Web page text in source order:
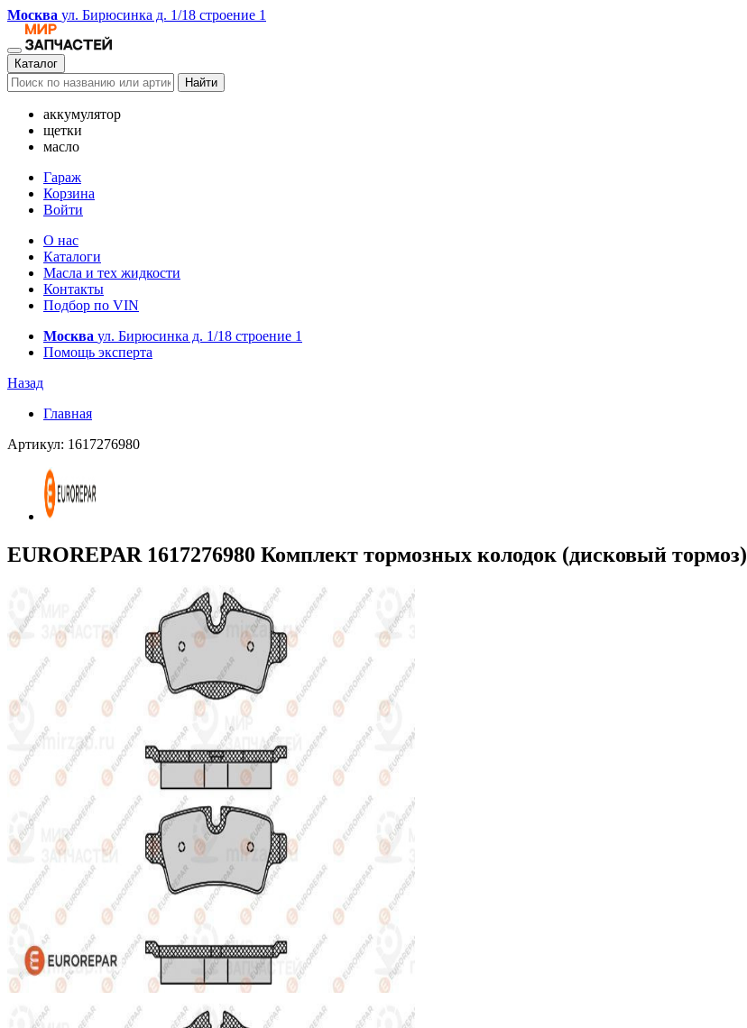
Москва ул. Бирюсинка д. 1/18 строение 1
Каталог
Найти
аккумулятор
щетки
масло
Гараж
Корзина
Войти
О нас
Каталоги
Масла и тех жидкости
Контакты
Подбор по VIN
Москва ул. Бирюсинка д. 1/18 строение 1
Помощь эксперта
Назад
Главная
Артикул: 1617276980
EUROREPAR 1617276980 Комплект тормозных колодок (дисковый тормоз)